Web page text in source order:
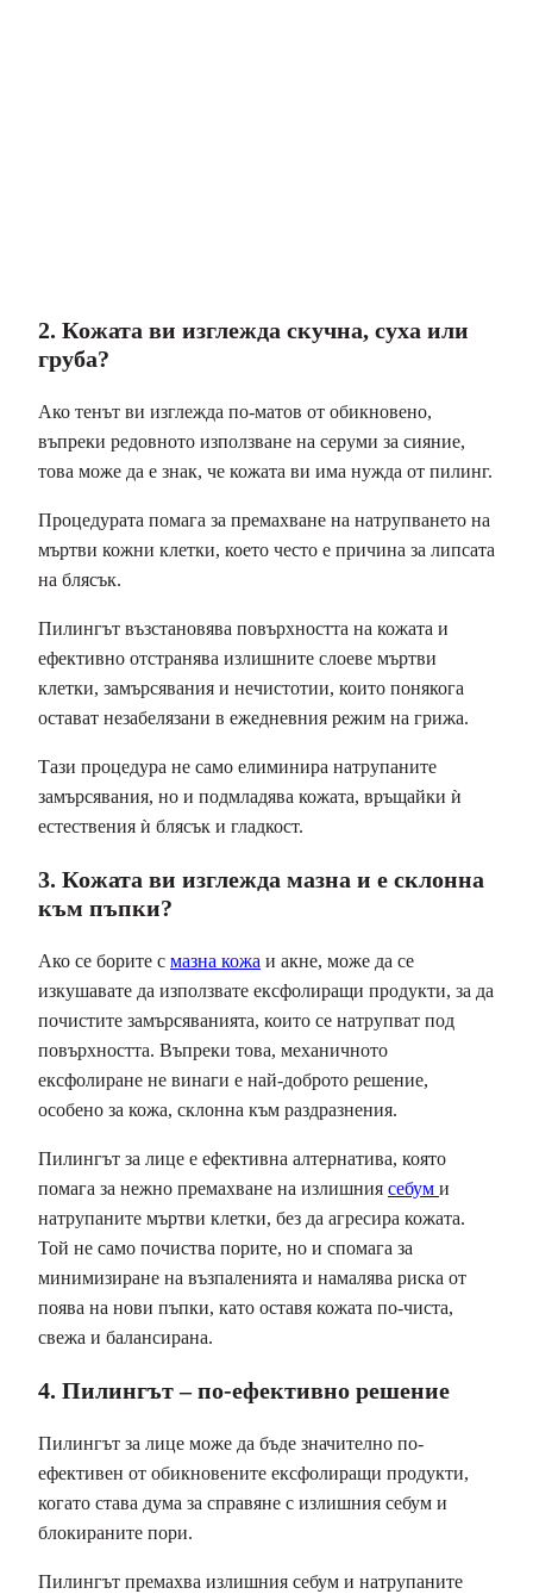
2. Кожата ви изглежда скучна, суха или
груба?
Ако тенът ви изглежда по-матов от обикновено,
въпреки редовното използване на серуми за сияние,
това може да е знак, че кожата ви има нужда от пилинг.
Процедурата помага за премахване на натрупването на
мъртви кожни клетки, което често е причина за липсата
на блясък.
Пилингът възстановява повърхността на кожата и
ефективно отстранява излишните слоеве мъртви
клетки, замърсявания и нечистотии, които понякога
остават незабелязани в ежедневния режим на грижа.
Тази процедура не само елиминира натрупаните
замърсявания, но и подмладява кожата, връщайки ѝ
естествения ѝ блясък и гладкост.
3. Кожата ви изглежда мазна и е склонна
към пъпки?
Ако се борите с мазна кожа и акне, може да се
изкушавате да използвате ексфолиращи продукти, за да
почистите замърсяванията, които се натрупват под
повърхността. Въпреки това, механичното
ексфолиране не винаги е най-доброто решение,
особено за кожа, склонна към раздразнения.
Пилингът за лице е ефективна алтернатива, която
помага за нежно премахване на излишния себум и
натрупаните мъртви клетки, без да агресира кожата.
Той не само почиства порите, но и спомага за
минимизиране на възпаленията и намалява риска от
поява на нови пъпки, като оставя кожата по-чиста,
свежа и балансирана.
4. Пилингът – по-ефективно решение
Пилингът за лице може да бъде значително по-
ефективен от обикновените ексфолиращи продукти,
когато става дума за справяне с излишния себум и
блокираните пори.
Пилингът премахва излишния себум и натрупаните